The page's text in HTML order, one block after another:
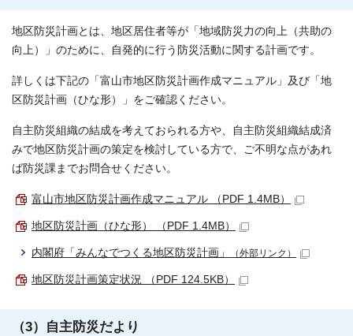
地区防災計画とは、地区居住者等が「地域防災力の向上（共助の
向上）」のために、自発的に行う防災活動に関する計画です。
詳しくは下記の「富山市地区防災計画作成マニュアル」及び「地
区防災計画（ひな形）」をご確認ください。
自主防災組織の結成を考えておられる方や、自主防災組織結成済
みで地区防災計画の策定を検討している方で、ご不明な点があれ
ば防災課までお問合せください。
富山市地区防災計画作成マニュアル （PDF 1.4MB）
地区防災計画（ひな形） （PDF 1.4MB）
内閣府「みんなでつくる地区防災計画」 （外部リンク）
地区防災計画策定状況 （PDF 124.5KB）
（3）自主防災だより